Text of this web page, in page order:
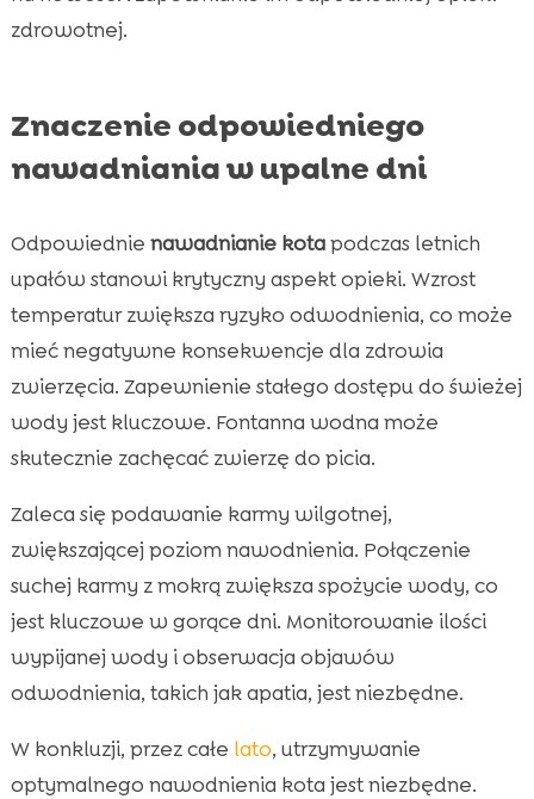
zdrowotnej.
Znaczenie odpowiedniego
nawadniania w upalne dni
Odpowiednie nawadnianie kotapodczas letnich
upałów stanowi krytyczny aspekt opieki. Wzrost
temperatur zwiększa ryzyko odwodnienia, co może
mieć negatywne konsekwencje dla zdrowia
zwierzęcia. Zapewnienie stałego dostępu do świeżej
wody jest kluczowe. Fontanna wodna może
skutecznie zachęcać zwierzę do picia.
Zaleca się podawanie karmy wilgotnej,
zwiększającej poziom nawodnienia. Połączenie
suchej karmy z mokrą zwiększa spożycie wody, co
jest kluczowe w gorące dni. Monitorowanie ilości
wypijanej wody i obserwacja objawów
odwodnienia, takich jak apatia, jest niezbędne.
W konkluzji, przez całe lato, utrzymywanie
optymalnego nawodnienia kota jest niezbędne.